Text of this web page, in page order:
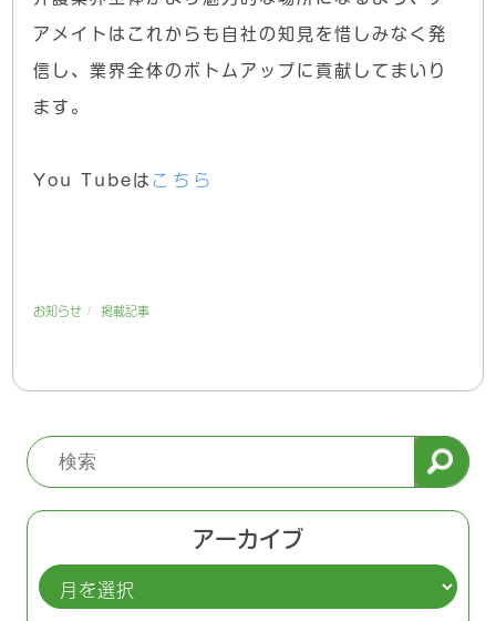
アメイトはこれからも自社の知見を惜しみなく発
信し、業界全体のボトムアップに貢献してまいり
ます。
You Tubeは こちら
お知らせ / 掲載記事
アーカイブ
ア
ー